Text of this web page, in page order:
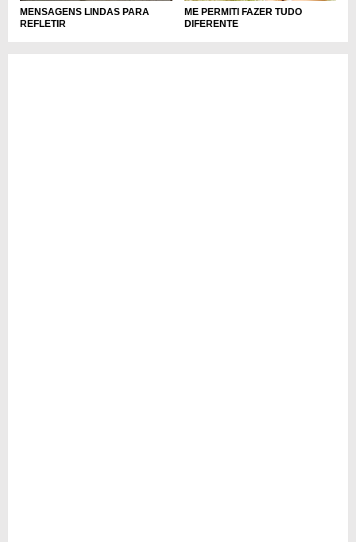
MENSAGENS LINDAS PARA
REFLETIR
ME PERMITI FAZER TUDO
DIFERENTE